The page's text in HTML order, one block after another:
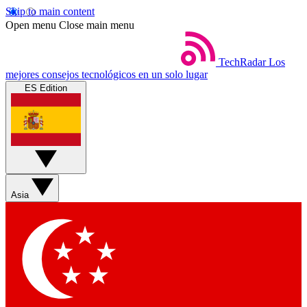
Skip to main content
Open menu Close main menu
TechRadar Los
mejores consejos tecnológicos en un solo lugar
ES Edition
Asia